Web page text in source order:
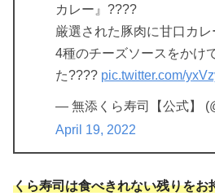
カレー』????
厳選された豚肉に甘口カレ
4種のチーズソースをかけ
た???? pic.twitter.com/
— 無添くら寿司【公式】
April 19, 2022
くら寿司は食べきれない残りをお